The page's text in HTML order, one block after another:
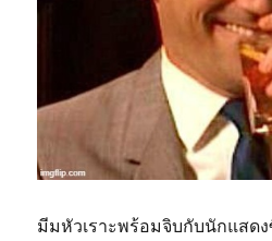
มีมหัวเราะพร้อมจิบกับนักแสดง